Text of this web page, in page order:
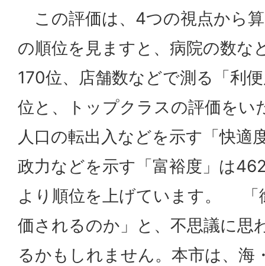
この評価は、4つの視点から
の順位を見ますと、病院の数な
170位、店舗数などで測る「利
位と、トップクラスの評価をい
人口の転出入などを示す「快適
政力などを示す「富裕度」は
より順位を上げています。 「
価されるのか」と、不思議に思
るかもしれません。本市は、海